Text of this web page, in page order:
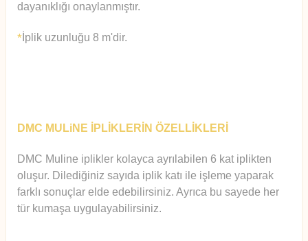
dayanıklığı onaylanmıştır.
* İplik uzunluğu 8 m'dir.
DMC MULiNE İPLİKLERİN ÖZELLİKLERİ
DMC Muline iplikler kolayca ayrılabilen 6 kat iplikten
oluşur. Dilediğiniz sayıda iplik katı ile işleme yaparak
farklı sonuçlar elde edebilirsiniz. Ayrıca bu sayede her
tür kumaşa uygulayabilirsiniz.